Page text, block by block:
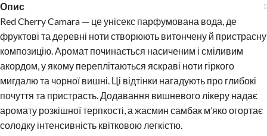
Опис
Red Cherry Camara — це унісекс парфумована вода, де
фруктові та деревні ноти створюють витончену й пристрасну
композицію. Аромат починається насиченим і сміливим
акордом, у якому переплітаються яскраві ноти гіркого
мигдалю та чорної вишні. Ці відтінки нагадують про глибокі
почуття та пристрасть. Додавання вишневого лікеру надає
аромату розкішної терпкості, а жасмин самбак м’яко огортає
солодку інтенсивність квітковою легкістю.